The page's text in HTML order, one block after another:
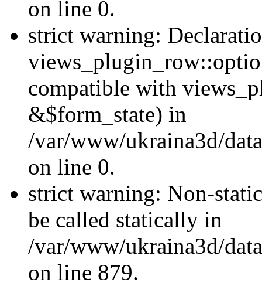
on line 0.
strict warning:
compatible with
&$form_state) in
/var/www/ukraina3d/
on line 0.
strict warning: Non-
be called statically in
/var/www/ukraina3d/
on line 879.